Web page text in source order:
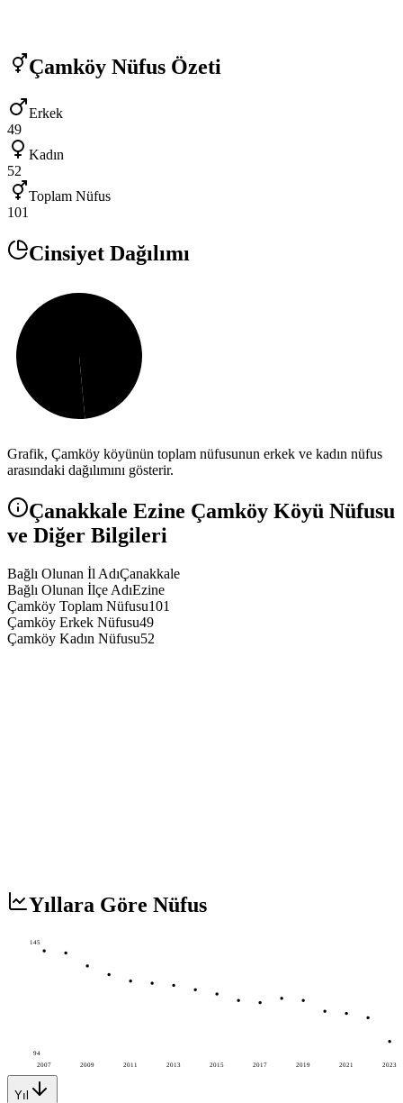
Çamköy Nüfus Özeti
Erkek
49
Kadın
52
Toplam Nüfus
101
Cinsiyet Dağılımı
Grafik, Çamköy köyünün toplam nüfusunun erkek ve kadın nüfus
arasındaki dağılımını gösterir.
Çanakkale Ezine Çamköy Köyü Nüfusu
ve Diğer Bilgileri
Bağlı Olunan İl AdıÇanakkale
Bağlı Olunan İlçe AdıEzine
Çamköy Toplam Nüfusu101
Çamköy Erkek Nüfusu49
Çamköy Kadın Nüfusu52
Yıllara Göre Nüfus
2007 2009 2011 2013 2015 2017 2019 2021 2023
145
94
Yıl